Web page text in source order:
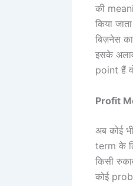
की
किया
बिज़नेस
इसके
point हैं
Profit
अब कोई
term के
किसी
कोई